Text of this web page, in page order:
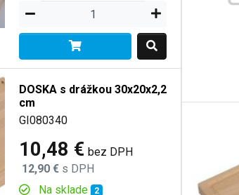
DOSKA s drážkou 30x20x2,2
cm
GI080340
10,48 € bez DPH
12,90 € s DPH
Na sklade
2